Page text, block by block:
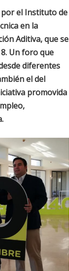
por el Instituto de
en la
Aditiva, que se
Un foro que
diferentes
el del
promovida